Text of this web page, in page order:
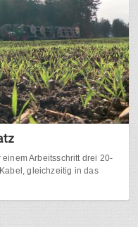
Arbeitsschritt drei 20-
gleichzeitig in das